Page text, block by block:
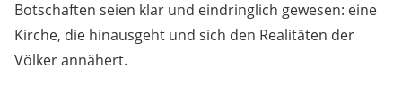
Botschaften seien klar und eindringlich gewesen: eine
Kirche, die hinausgeht und sich den Realitäten der
Völker annähert.